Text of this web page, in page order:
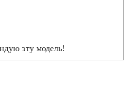
эту модель!